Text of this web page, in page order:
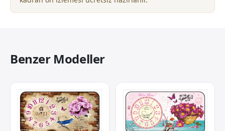
Benzer Modeller